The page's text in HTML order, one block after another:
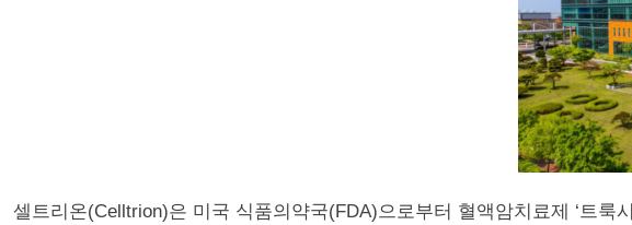
셀트리온(Celltrion)은 미국 식품의약국(FDA)으로부터 혈액암치료제 ‘트